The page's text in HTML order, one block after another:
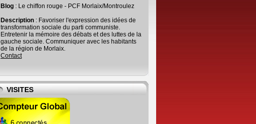
Blog : Le chiffon rouge - PCF Morlaix/Montroulez
Description : Favoriser l'expression des idées de
transformation sociale du parti communiste.
Entretenir la mémoire des débats et des luttes de la
gauche sociale. Communiquer avec les habitants
de la région de Morlaix.
Contact
VISITES